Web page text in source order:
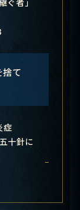
て
症
十針に